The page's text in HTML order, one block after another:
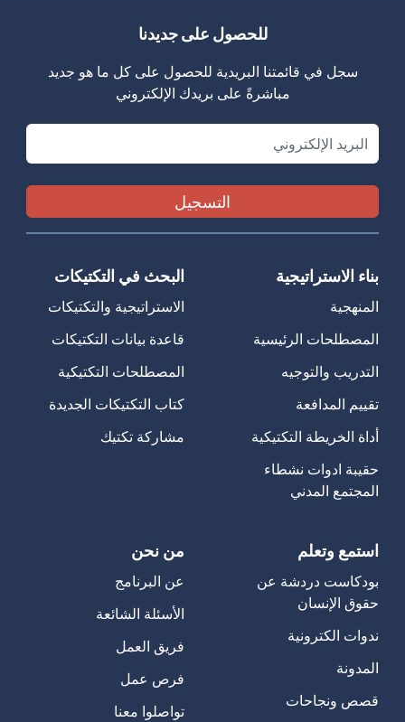
للحصول على جديدنا
سجل في قائمتنا البريدية للحصول على كل ما هو جديد
مباشرةً على بريدك الإلكتروني
Email
بناء الاستراتيجية
المنهجية
المصطلحات الرئيسية
التدريب والتوجيه
تقييم المدافعة
أداة الخريطة التكتيكية
حقيبة ادوات نشطاء
المجتمع المدني
البحث في التكتيكات
الاستراتيجية والتكتيكات
قاعدة بيانات التكتيكات
المصطلحات التكتيكية
كتاب التكتيكات الجديدة
مشاركة تكتيك
استمع وتعلم
بودكاست دردشة عن
حقوق الإنسان
ندوات الكترونية
المدونة
قصص ونجاحات
من نحن
عن البرنامج
الأسئلة الشائعة
فريق العمل
فرص عمل
تواصلوا معنا